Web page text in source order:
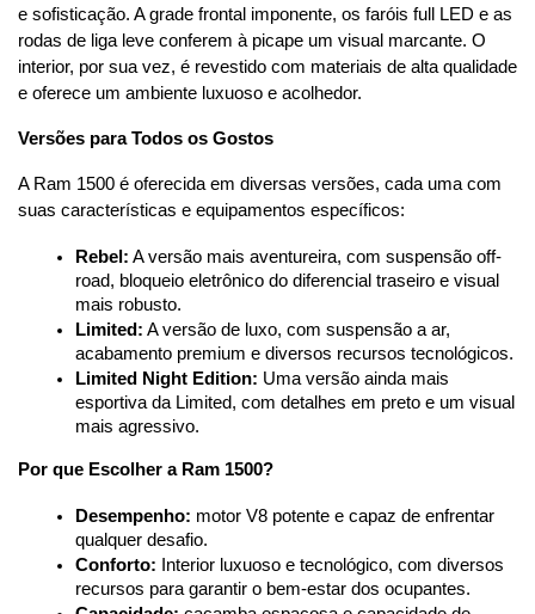
e sofisticação. A grade frontal imponente, os faróis full LED e as
rodas de liga leve conferem à picape um visual marcante. O
interior, por sua vez, é revestido com materiais de alta qualidade
e oferece um ambiente luxuoso e acolhedor.
Versões para Todos os Gostos
A Ram 1500 é oferecida em diversas versões, cada uma com
suas características e equipamentos específicos:
Rebel: A versão mais aventureira, com suspensão off-
road, bloqueio eletrônico do diferencial traseiro e visual
mais robusto.
Limited: A versão de luxo, com suspensão a ar,
acabamento premium e diversos recursos tecnológicos.
Limited Night Edition: Uma versão ainda mais
esportiva da Limited, com detalhes em preto e um visual
mais agressivo.
Por que Escolher a Ram 1500?
Desempenho: motor V8 potente e capaz de enfrentar
qualquer desafio.
Conforto: Interior luxuoso e tecnológico, com diversos
recursos para garantir o bem-estar dos ocupantes.